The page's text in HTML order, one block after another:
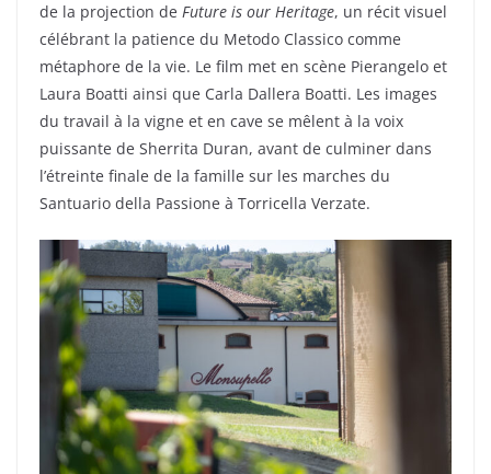
de la projection de Future is our Heritage, un récit visuel
célébrant la patience du Metodo Classico comme
métaphore de la vie. Le film met en scène Pierangelo et
Laura Boatti ainsi que Carla Dallera Boatti. Les images
du travail à la vigne et en cave se mêlent à la voix
puissante de Sherrita Duran, avant de culminer dans
l’étreinte finale de la famille sur les marches du
Santuario della Passione à Torricella Verzate.